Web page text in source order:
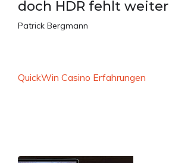
doch HDR fehlt weiter
Patrick Bergmann
QuickWin Casino Erfahrungen